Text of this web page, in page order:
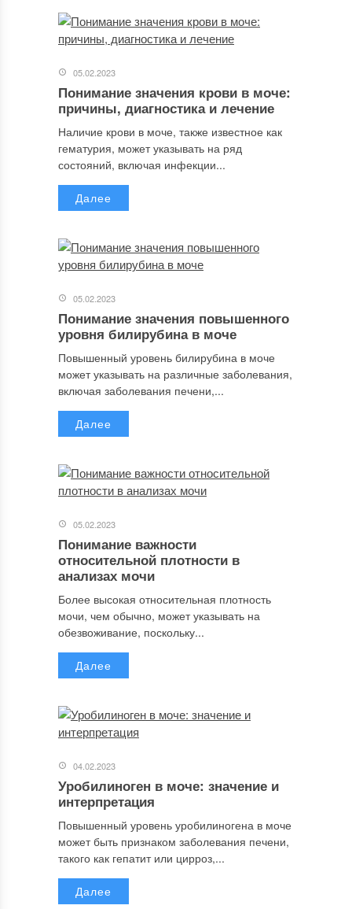
05.02.2023
Понимание значения крови в моче:
причины, диагностика и лечение
Наличие крови в моче, также известное как
гематурия, может указывать на ряд
состояний, включая инфекции...
Далее
05.02.2023
Понимание значения повышенного
уровня билирубина в моче
Повышенный уровень билирубина в моче
может указывать на различные заболевания,
включая заболевания печени,...
Далее
05.02.2023
Понимание важности
относительной плотности в
анализах мочи
Более высокая относительная плотность
мочи, чем обычно, может указывать на
обезвоживание, поскольку...
Далее
04.02.2023
Уробилиноген в моче: значение и
интерпретация
Повышенный уровень уробилиногена в моче
может быть признаком заболевания печени,
такого как гепатит или цирроз,...
Далее